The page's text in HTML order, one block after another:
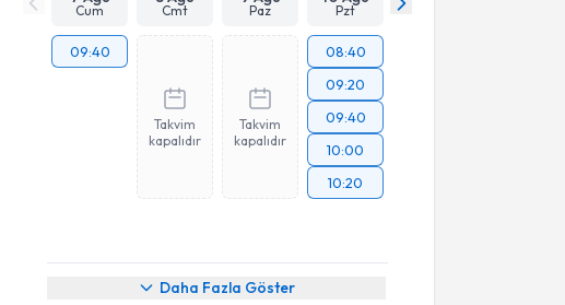
Cum Cmt Paz Pzt
09:40
Takvim
kapalıdır
Takvim
kapalıdır
08:40
09:20
09:40
10:00
10:20
Daha Fazla Göster
Randevu Takvimi Talebi